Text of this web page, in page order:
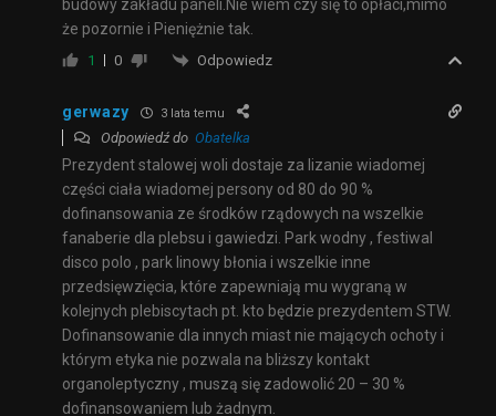
budowy zakładu paneli.Nie wiem czy się to opłaci,mimo
że pozornie i Pieniężnie tak.
1 0 Odpowiedz
gerwazy 3 lata temu
Odpowiedź do Obatelka
Prezydent stalowej woli dostaje za lizanie wiadomej
części ciała wiadomej persony od 80 do 90 %
dofinansowania ze środków rządowych na wszelkie
fanaberie dla plebsu i gawiedzi. Park wodny , festiwal
disco polo , park linowy błonia i wszelkie inne
przedsięwzięcia, które zapewniają mu wygraną w
kolejnych plebiscytach pt. kto będzie prezydentem STW.
Dofinansowanie dla innych miast nie mających ochoty i
którym etyka nie pozwala na bliższy kontakt
organoleptyczny , muszą się zadowolić 20 – 30 %
dofinansowaniem lub żadnym.